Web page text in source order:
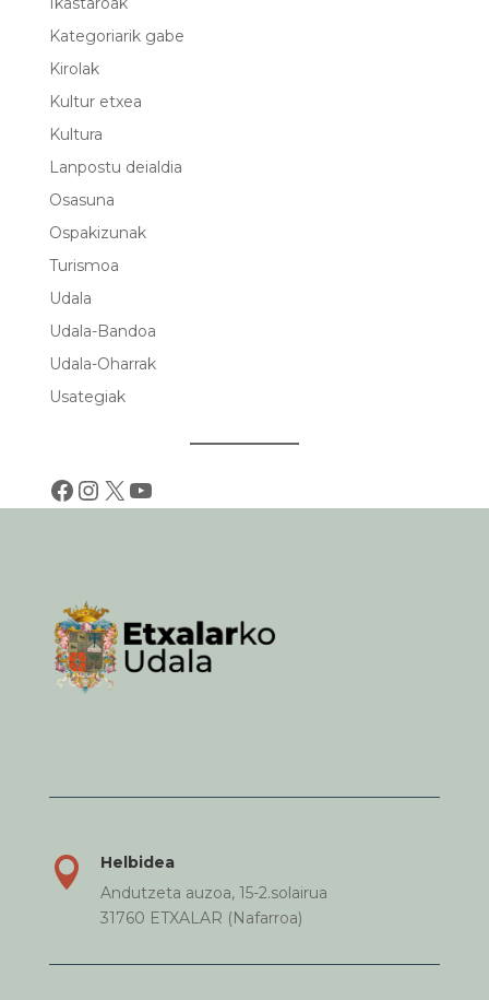
Kategoriarik gabe
Kirolak
Kultur etxea
Kultura
Lanpostu deialdia
Osasuna
Ospakizunak
Turismoa
Udala
Udala-Bandoa
Udala-Oharrak
Usategiak
Facebook
Instagram
X YouTube

Helbidea
Andutzeta auzoa, 15-2.solairua
31760 ETXALAR (Nafarroa)